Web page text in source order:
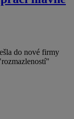
do nové firmy